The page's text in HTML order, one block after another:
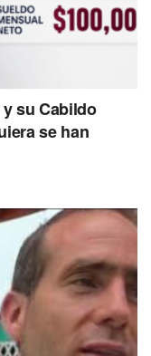
de Asentamientos
Ecológico, lo cual -
las leyes
“hábilmente”
reserva de Sian
arqueológicas,
ni especies
construcción y
de Tulum.
a
que
porque
futuro de nuevas
su Cabildo
se han